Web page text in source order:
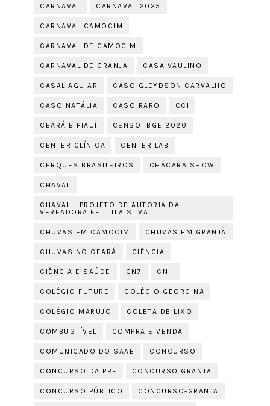
CARNAVAL CARNAVAL 2025
CARNAVAL CAMOCIM
CARNAVAL DE CAMOCIM
CARNAVAL DE GRANJA CASA VAULINO
CASAL AGUIAR CASO GLEYDSON CARVALHO
CASO NATÁLIA CASO RARO CCI
CEARÁ E PIAUÍ CENSO IBGE 2020
CENTER CLÍNICA CENTER LAB
CERQUES BRASILEIROS CHÁCARA SHOW
CHAVAL
CHAVAL - PROJETO DE AUTORIA DA
VEREADORA FELITITA SILVA
CHUVAS EM CAMOCIM CHUVAS EM GRANJA
CHUVAS NO CEARÁ CIÊNCIA
CIÊNCIA E SAÚDE CN7 CNH
COLÉGIO FUTURE COLÉGIO GEORGINA
COLÉGIO MARUJO COLETA DE LIXO
COMBUSTÍVEL COMPRA E VENDA
COMUNICADO DO SAAE CONCURSO
CONCURSO DA PRF CONCURSO GRANJA
CONCURSO PÚBLICO CONCURSO-GRANJA